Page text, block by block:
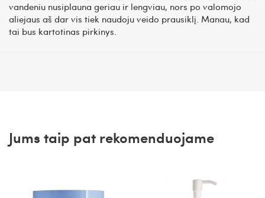
vandeniu nusiplauna geriau ir lengviau, nors po valomojo
aliejaus aš dar vis tiek naudoju veido prausiklį. Manau, kad
tai bus kartotinas pirkinys.
Jums taip pat rekomenduojame